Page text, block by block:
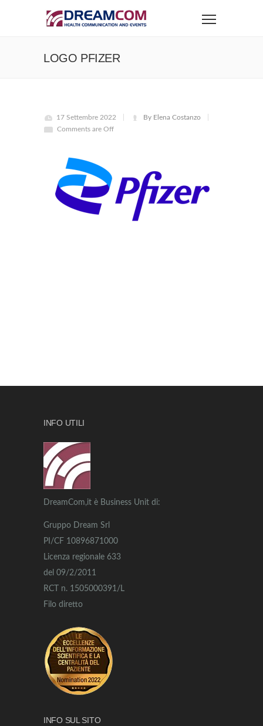
LOGO PFIZER
17 Settembre 2022
By Elena Costanzo
Comments are Off
INFO UTILI
DreamCom,it è Business Unit di:
Gruppo Dream Srl
PI/CF 10896871000
Licenza regionale 633
del 09/2/2011
RCT n. 1505000391/L
Filo diretto
INFO SUL SITO